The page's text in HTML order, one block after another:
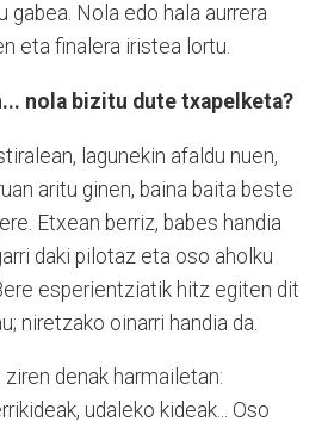
gabea. Nola edo hala aurrera
eta finalera iristea lortu.
nola bizitu dute txapelketa?
lagunekin afaldu nuen,
aritu ginen, baina baita beste
Etxean berriz, babes handia
daki pilotaz eta oso aholku
esperientziatik hitz egiten dit
niretzako oinarri handia da.
denak harmailetan:
udaleko kideak... Oso